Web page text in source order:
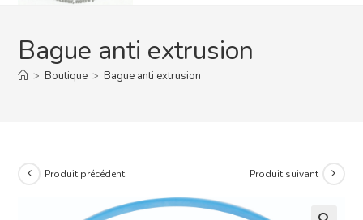
Bague anti extrusion
> Boutique > Bague anti extrusion
Produit précédent Produit suivant